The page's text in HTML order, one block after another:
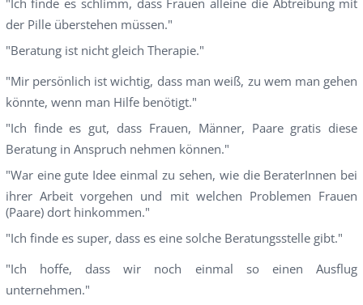
"Ich finde es schlimm, dass Frauen alleine die Abtreibung mit
der Pille überstehen müssen."
"Beratung ist nicht gleich Therapie."
"Mir persönlich ist wichtig, dass man weiß, zu wem man gehen
könnte, wenn man Hilfe benötigt."
"Ich finde es gut, dass Frauen, Männer, Paare gratis diese
Beratung in Anspruch nehmen können."
"War eine gute Idee einmal zu sehen, wie die BeraterInnen bei
ihrer Arbeit vorgehen und mit welchen Problemen Frauen
(Paare) dort hinkommen."
"Ich finde es super, dass es eine solche Beratungsstelle gibt."
"Ich hoffe, dass wir noch einmal so einen Ausflug
unternehmen."